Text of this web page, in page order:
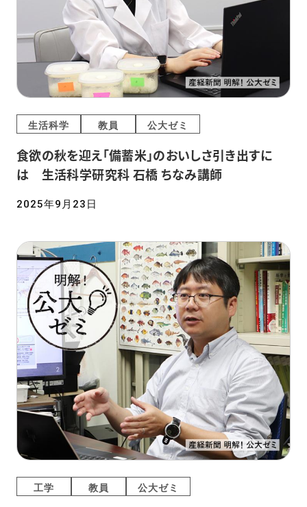
2025年9月23日
生活科学 教員 公大ゼミ
食欲の秋を迎え「備蓄米」のおいしさ引き出すに
は 生活科学研究科 石橋 ちなみ講師
工学 教員 公大ゼミ